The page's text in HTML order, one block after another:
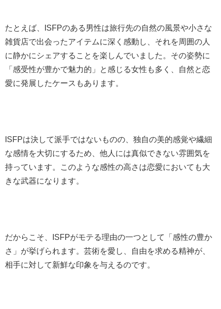
たとえば、ISFPのある男性は旅行先の自然の風景や小さな
雑貨店で出会ったアイテムに深く感動し、それを周囲の人
に静かにシェアすることを楽しんでいました。その姿勢に
「感受性が豊かで魅力的」と感じる女性も多く、自然と恋
愛に発展したケースもあります。
ISFPは決して派手ではないものの、独自の美的感覚や繊細
な感情を大切にするため、他人には真似できない雰囲気を
持っています。このような感性の高さは恋愛においても大
きな武器になります。
だからこそ、ISFPがモテる理由の一つとして「感性の豊か
さ」が挙げられます。芸術を愛し、自由を求める精神が、
相手に対して新鮮な印象を与えるのです。